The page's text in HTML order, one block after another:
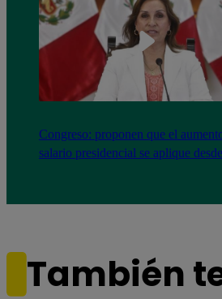
Congreso: proponen que el
salario presidencial se aplique
También